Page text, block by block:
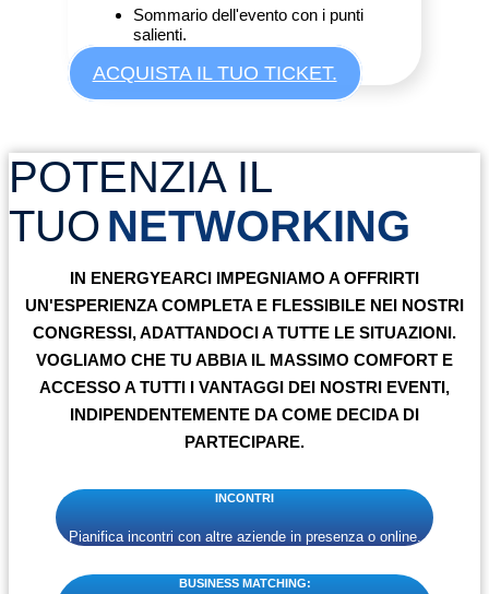
Sommario dell'evento con i punti
salienti.
ACQUISTA IL TUO TICKET.
POTENZIA IL
TUO NETWORKING
IN ENERGYEARCI IMPEGNIAMO A OFFRIRTI
UN'ESPERIENZA COMPLETA E FLESSIBILE NEI NOSTRI
CONGRESSI, ADATTANDOCI A TUTTE LE SITUAZIONI.
VOGLIAMO CHE TU ABBIA IL MASSIMO COMFORT E
ACCESSO A TUTTI I VANTAGGI DEI NOSTRI EVENTI,
INDIPENDENTEMENTE DA COME DECIDA DI
PARTECIPARE.
INCONTRI
Pianifica incontri con altre aziende in presenza o online.
BUSINESS MATCHING: